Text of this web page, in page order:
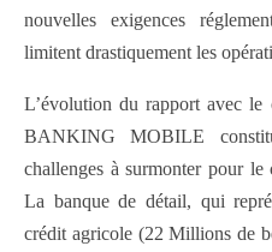
nouvelles exigences
limitent drastiquement les
L’évolution du rapport avec le
BANKING MOBILE
challenges à surmonter pour
La banque de détail, qui
crédit agricole (22 Millions de